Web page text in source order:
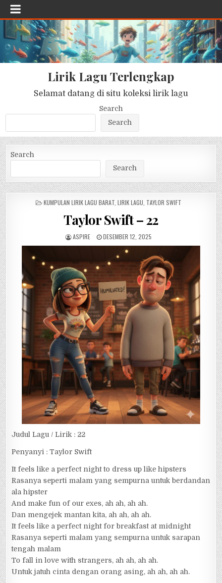
Lirik Lagu Terlengkap
Selamat datang di situ koleksi lirik lagu
Search
Search
Search
Search
POSTED
KUMPULAN LIRIK LAGU BARAT LIRIK LAGU TAYLOR SWIFT
Taylor Swift – 22
ASPIRE DESEMBER 12, 2025
Judul Lagu / Lirik : 22
Penyanyi : Taylor Swift
It feels like a perfect night to dress up like hipsters
Rasanya seperti malam yang sempurna untuk berdandan
ala hipster
And make fun of our exes, ah ah, ah ah.
Dan mengejek mantan kita, ah ah, ah ah.
It feels like a perfect night for breakfast at midnight
Rasanya seperti malam yang sempurna untuk sarapan
tengah malam
To fall in love with strangers, ah ah, ah ah.
Untuk jatuh cinta dengan orang asing, ah ah, ah ah.